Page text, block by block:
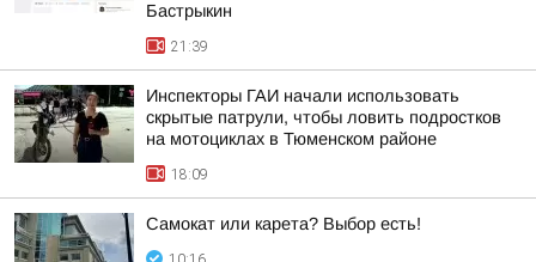
Бастрыкин
21:39
Инспекторы ГАИ начали использовать
скрытые патрули, чтобы ловить подростков
на мотоциклах в Тюменском районе
18:09
Самокат или карета? Выбор есть!